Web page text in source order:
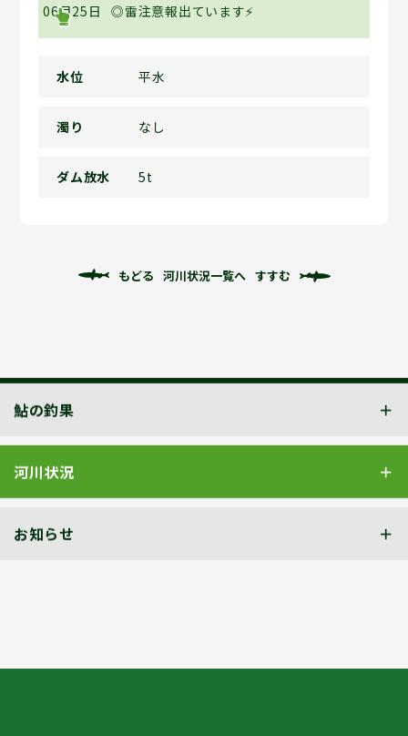
06月25日 ◎雷注意報出ています⚡
水位 平水
濁り なし
ダム放水 5t
もどる 河川状況一覧へ すすむ
鮎の釣果
河川状況
お知らせ